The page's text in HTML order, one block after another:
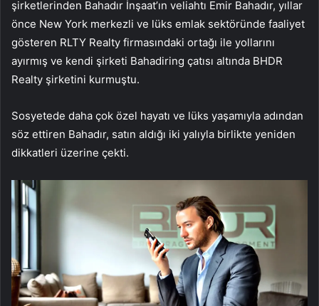
şirketlerinden Bahadır İnşaat’ın veliahtı Emir Bahadır, yıllar
önce New York merkezli ve lüks emlak sektöründe faaliyet
gösteren RLTY Realty firmasındaki ortağı ile yollarını
ayırmış ve kendi şirketi Bahadiring çatısı altında BHDR
Realty şirketini kurmuştu.
Sosyetede daha çok özel hayatı ve lüks yaşamıyla adından
söz ettiren Bahadır, satın aldığı iki yalıyla birlikte yeniden
dikkatleri üzerine çekti.